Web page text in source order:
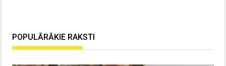
POPULĀRĀKIE RAKSTI